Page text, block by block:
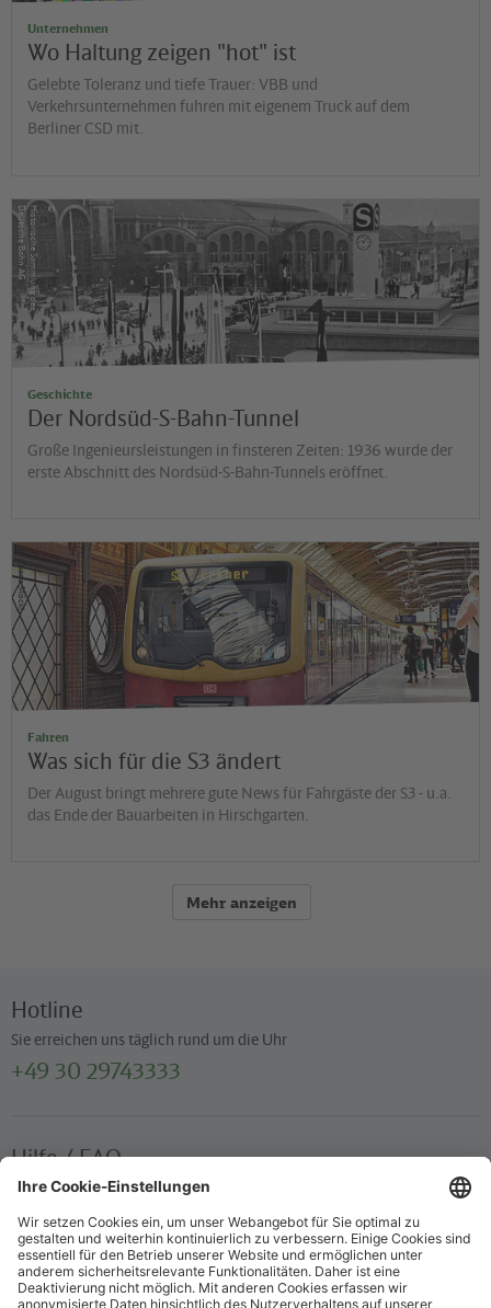
Unternehmen
Wo Haltung zeigen "hot" ist
Gelebte Toleranz und tiefe Trauer: VBB und
Verkehrsunternehmen fuhren mit eigenem Truck auf dem
Berliner CSD mit.
©
H
is
t
o
r
is
c
h
e
S
a
m
m
lu
n
g
d
e
r
D
e
u
t
s
c
h
e
B
a
h
n
A
G
Geschichte
Der Nordsüd-S-Bahn-Tunnel
Große Ingenieursleistungen in finsteren Zeiten: 1936 wurde der
erste Abschnitt des Nordsüd-S-Bahn-Tunnels eröffnet.
Diana Möckl
Fahren
Was sich für die S3 ändert
Der August bringt mehrere gute News für Fahrgäste der S3 - u.a.
das Ende der Bauarbeiten in Hirschgarten.
Mehr anzeigen
Hotline
Sie erreichen uns täglich rund um die Uhr
+49 30 29743333
Hilfe / FAQ
Die wichtigsten Antworten und Hilfestellungen für unterwegs
Verkaufsstellen